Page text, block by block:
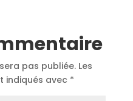
pas publiée. Les
indiqués avec *